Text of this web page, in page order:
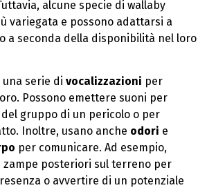
alcune specie di wallaby
variegata e possono adattarsi a
a seconda della disponibilità nel loro
una serie di vocalizzazioni per
Possono emettere suoni per
gruppo di un pericolo o per
Inoltre, usano anche odori e
per comunicare. Ad esempio,
zampe posteriori sul terreno per
o avvertire di un potenziale